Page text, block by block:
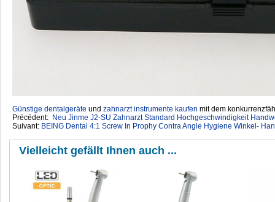
Günstige dentalgeräte ‎ und zahnarzt instrumente kaufen mit dem
Précédent: Neu Jinme J2-SU Zahnarzt Standard Hochgeschwindigkeit
Suivant: BEING Dental 4:1 Screw In Prophy Contra Angle Hygiene Winkel-
Vielleicht gefällt Ihnen auch ...